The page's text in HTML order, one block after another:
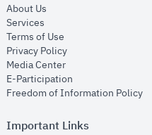
About Us
Services
Terms of Use
Privacy Policyopens in new
Media Centeropens in new
E-Participation
Freedom of Information Policy
Important Links